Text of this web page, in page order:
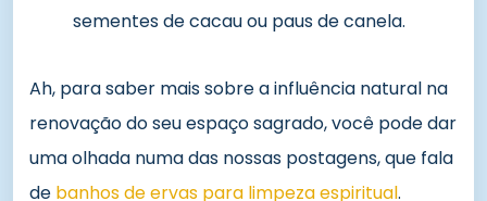
sementes de cacau ou paus de canela.
Ah, para saber mais sobre a influência natural na
renovação do seu espaço sagrado, você pode dar
uma olhada numa das nossas postagens, que fala
de banhos de ervas para limpeza espiritual.